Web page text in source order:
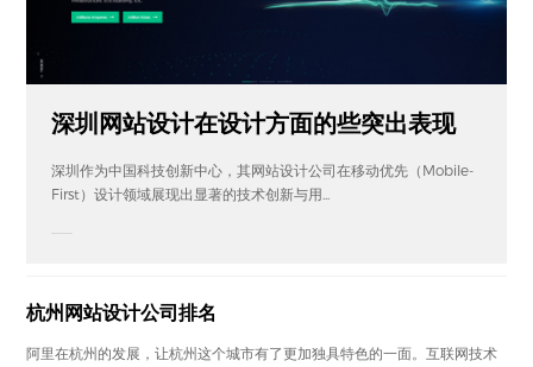
深圳网站设计在设计方面的些突出表现
深圳作为中国科技创新中心，其网站设计公司在移动优先（Mobile-
First）设计领域展现出显著的技术创新与用...
——
杭州网站设计公司排名
阿里在杭州的发展，让杭州这个城市有了更加独具特色的一面。互联网技术